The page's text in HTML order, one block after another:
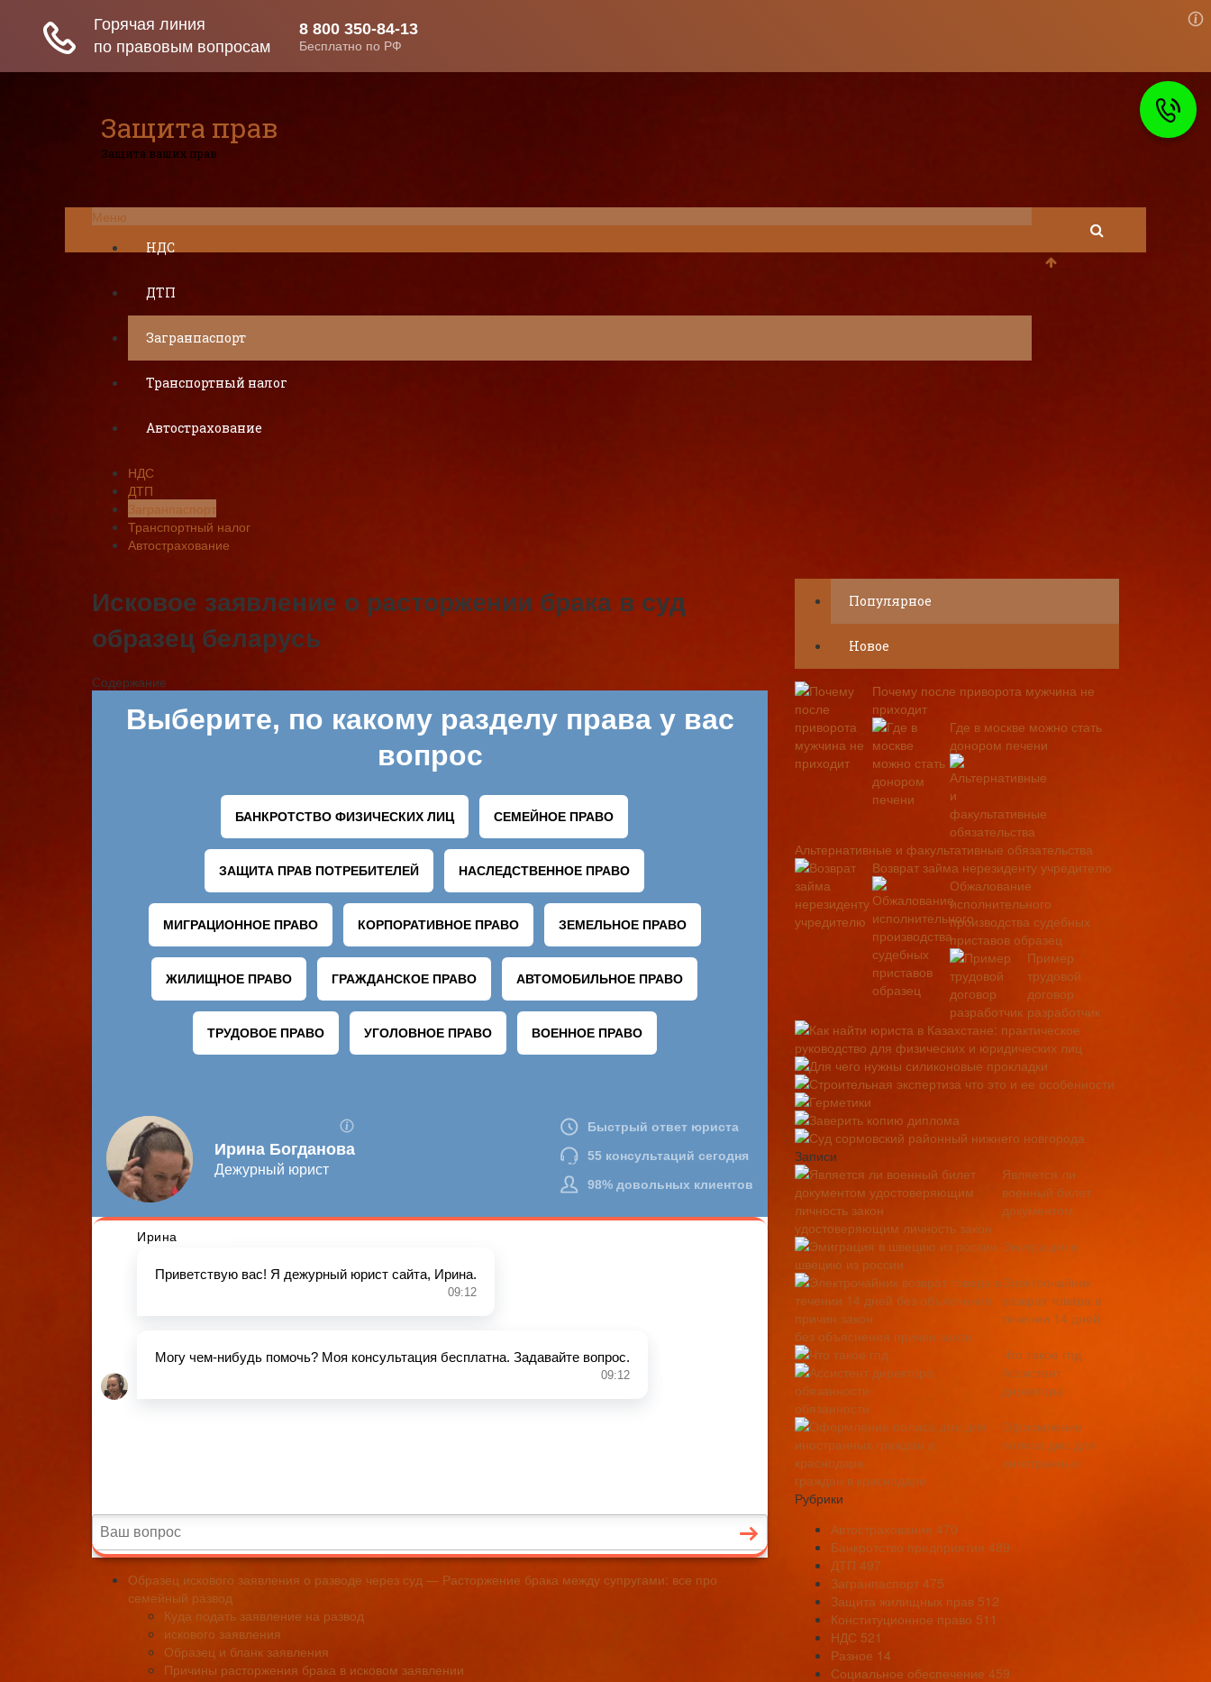
Защита прав
Защита ваших прав
Меню
НДС
ДТП
Загранпаспорт
Транспортный налог
Автострахование
НДС
ДТП
Загранпаспорт
Транспортный налог
Автострахование
Исковое заявление о расторжении брака в суд
образец беларусь
Содержание
Образец искового заявления о разводе через суд — Расторжение брака между супругами: все про
семейный развод
Куда подать заявление на развод
искового заявления
Образец и бланк заявления
Причины расторжения брака в исковом заявлении
Популярное
Новое
Почему после приворота мужчина не
приходит
Где в москве можно стать
донором печени
Альтернативные и факультативные обязательства
Возврат займа нерезиденту учредителю
Обжалование
исполнительного
производства судебных
приставов образец
Пример
трудовой
договор
разработчик
Как найти юриста в Казахстане: практическое
руководство для физических и юридических лиц
Для чего нужны силиконовые прокладки
Строительная экспертиза что это и ее особенности
Герметики
Заверить копию диплома
Суд сормовский районный нижнего новгорода
Записи
Является ли
военный билет
документом
удостоверяющим личность закон
Эмиграция в
швецию из россии
Электрочайник
возврат товара в
течении 14 дней
без объяснения причин закон
Что такое гпд
Ассистент
директора
обязанности
Оформление
полиса дмс для
иностранных
граждан в краснодаре
Рубрики
Автострахование 470
Банкротство предприятия 489
ДТП 497
Загранпаспорт 475
Защита жилищных прав 512
Конституционное право 511
НДС 521
Разное 14
Социальное обеспечение 459